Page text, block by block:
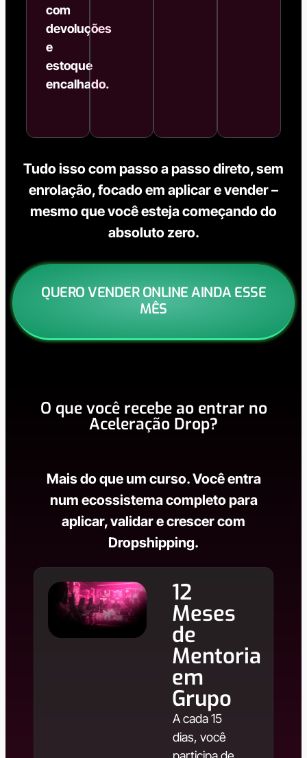
com
devoluções
e
estoque
encalhado.
Tudo isso com passo a passo direto, sem
enrolação, focado em aplicar e vender –
mesmo que você esteja começando do
absoluto zero.
QUERO VENDER ONLINE AINDA ESSE
MÊS
O que você recebe ao entrar no
Aceleração Drop?
Mais do que um curso. Você entra
num ecossistema completo para
aplicar, validar e crescer com
Dropshipping.
12
Meses
de
Mentoria
em
Grupo
A cada 15
dias, você